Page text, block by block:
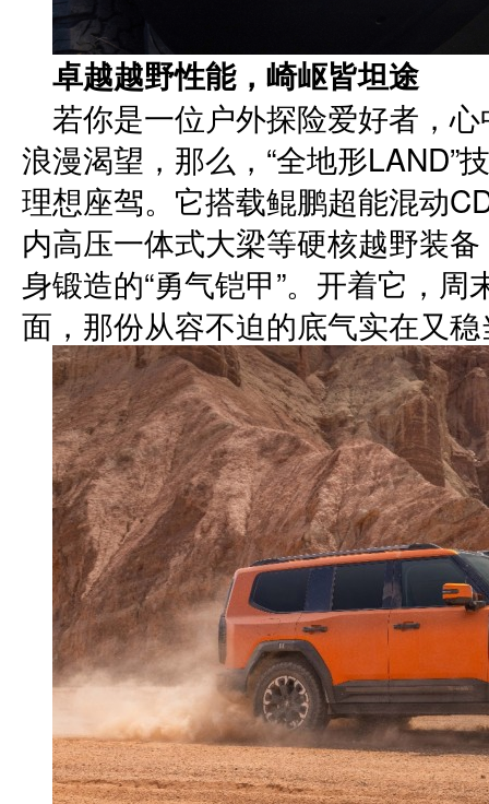
卓越越野性能，崎岖皆坦途
若你是一位户外探险爱好者，
浪漫渴望，那么，“全地形LAND”
理想座驾。它搭载鲲鹏超能混动
内高压一体式大梁等硬核越野装
身锻造的“勇气铠甲”。开着它，
面，那份从容不迫的底气实在又